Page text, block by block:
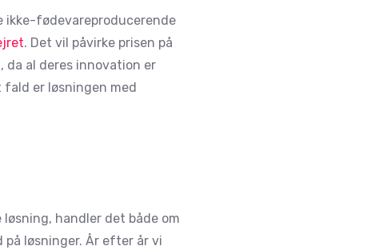
ikke-fødevareproducerende
. Det vil påvirke prisen på
al deres innovation er
er løsningen med
handler det både om
løsninger. År efter år vi